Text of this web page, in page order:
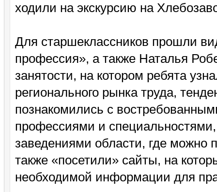
ходили на экскурсию на
Для старшеклассников прошли
профессия», а также Наталья
занятости, на котором ребята
регионального рынка труда,
познакомились с
профессиями и
заведениями области, где
также «посетили» сайты, на
необходимой информации для